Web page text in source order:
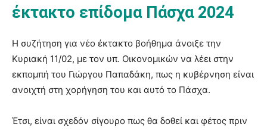
έκτακτο επίδομα Πάσχα 2024
Η συζήτηση για νέο έκτακτο βοήθημα άνοιξε την
Κυριακή 11/02, με τον υπ. Οικονομικών να λέει στην
εκπομπή του Γιώργου Παπαδάκη, πως η κυβέρνηση είναι
ανοιχτή στη χορήγηση του και αυτό το Πάσχα.
Έτσι, είναι σχεδόν σίγουρο πως θα δοθεί και φέτος πριν